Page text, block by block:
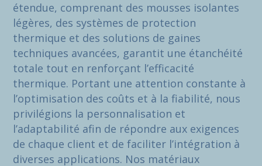
étendue, comprenant des mousses isolantes
légères, des systèmes de protection
thermique et des solutions de gaines
techniques avancées, garantit une étanchéité
totale tout en renforçant l’efficacité
thermique. Portant une attention constante à
l’optimisation des coûts et à la fiabilité, nous
privilégions la personnalisation et
l’adaptabilité afin de répondre aux exigences
de chaque client et de faciliter l’intégration à
diverses applications. Nos matériaux